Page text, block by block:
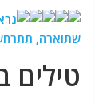
שתוארה,
טילים